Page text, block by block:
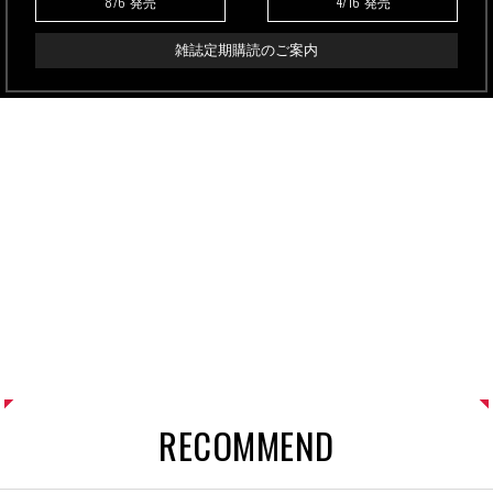
発売 発売
雑誌定期購読のご案内
RECOMMEND